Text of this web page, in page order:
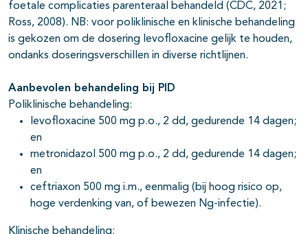
foetale complicaties parenteraal behandeld (CDC, 2021;
Ross, 2008). NB: voor poliklinische en klinische behandeling
is gekozen om de dosering levofloxacine gelijk te houden,
ondanks doseringsverschillen in diverse richtlijnen.
Aanbevolen behandeling bij PID
Poliklinische behandeling:
levofloxacine 500 mg p.o., 2 dd, gedurende 14 dagen;
en
metronidazol 500 mg p.o., 2 dd, gedurende 14 dagen;
en
ceftriaxon 500 mg i.m., eenmalig (bij hoog risico op,
hoge verdenking van, of bewezen Ng-infectie).
Klinische behandeling: